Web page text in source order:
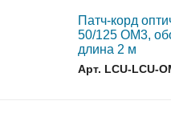
Патч-корд
50/125 OM3,
длина 2 м
Арт. LCU-LCU-